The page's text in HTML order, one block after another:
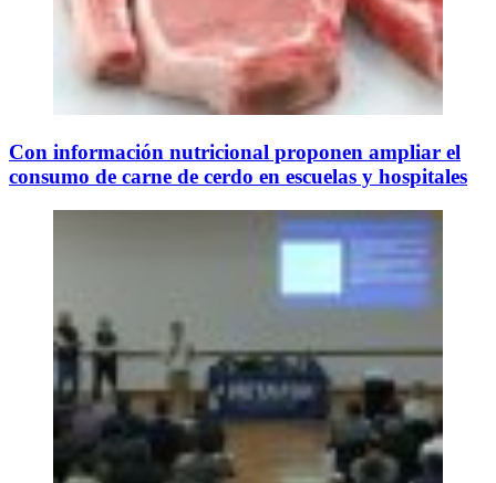
Con información nutricional proponen ampliar el
consumo de carne de cerdo en escuelas y hospitales